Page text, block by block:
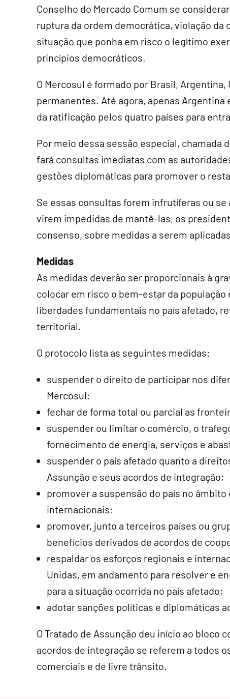
Conselho do Mercado Comum se
ruptura da ordem democrática, violação
situação que ponha em risco o legítimo
princípios democráticos.
O Mercosul é formado por Brasil,
permanentes. Até agora, apenas
da ratificação pelos quatro países para
Por meio dessa sessão especial, chamada
fará consultas imediatas com as
gestões diplomáticas para promover o
Se essas consultas forem infrutíferas ou
virem impedidas de mantê-las, os
consenso, sobre medidas a serem
Medidas
As medidas deverão ser proporcionais à
colocar em risco o bem-estar da
liberdades fundamentais no país afetado,
territorial.
O protocolo lista as seguintes medidas:
suspender o direito de participar nos
Mercosul;
fechar de forma total ou parcial as
suspender ou limitar o comércio, o
fornecimento de energia, serviços e
suspender o país afetado quanto a
Assunção e seus acordos de integração;
promover a suspensão do país no
internacionais;
promover, junto a terceiros países ou
benefícios derivados de acordos de
respaldar os esforços regionais e
Unidas, em andamento para resolver e
para a situação ocorrida no país afetado;
adotar sanções políticas e diplomáticas
O Tratado de Assunção deu início ao bloco
acordos de integração se referem a todos
comerciais e de livre trânsito.